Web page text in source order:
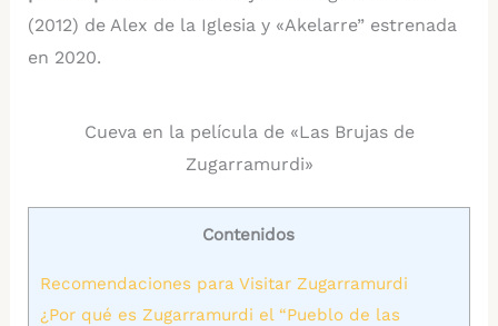
(2012) de Alex de la Iglesia y «Akelarre” estrenada
en 2020.
Cueva en la película de «Las Brujas de
Zugarramurdi»
Contenidos
Recomendaciones para Visitar Zugarramurdi
¿Por qué es Zugarramurdi el “Pueblo de las